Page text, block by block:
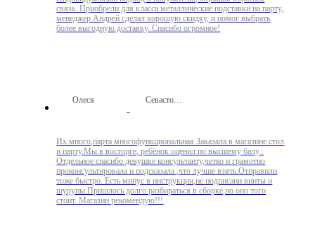
связь. Приобрели для класса металлические подставки на парту,
менеджер Андрей сделал хорошую скидку, и помог выбрать
более выгодную доставку. Спасибо огромное!
Олеся Севастополь
Их много,парта многофункциональная Заказала в магазине стол
и парту.Мы в восторге, ребёнок оценил по высшему балу .
Отдельное спасибо девушке консультанту,четко и грамотно
проконсультировала и подсказала ,что лучше взять.Отправили
тоже быстро. Есть минус в инструкции,не подписани винты и
шурупы.Пришлось долго разбираться в сборке,но оно того
стоит. Магазин рекомендую!!!